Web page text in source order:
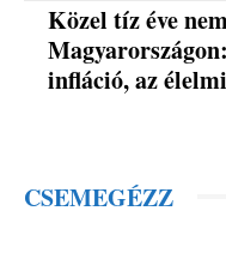
Közel tíz éve
infláció, az
CSEMEGÉZZ